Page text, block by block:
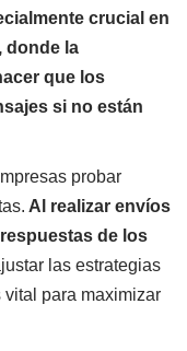
crucial en
donde la
que los
si no están
probar
Al realizar envíos
de los
las estrategias
para maximizar